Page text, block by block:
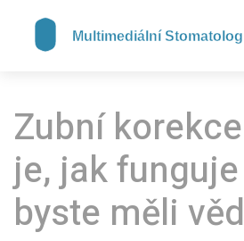
Zubní
je, jak
byste měli